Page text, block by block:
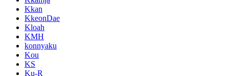
Kkan
KkeonDae
Kloah
KMH
konnyaku
Kou
KS
Ku-R